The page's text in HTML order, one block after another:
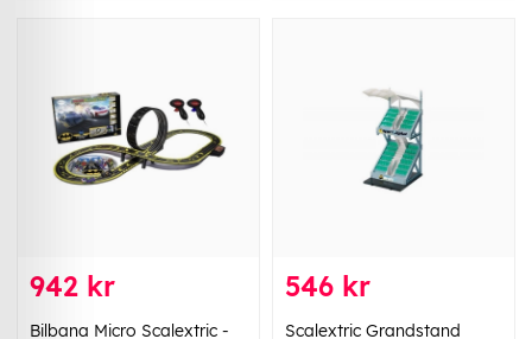
942 kr
Bilbana Micro Scalextric -
546 kr
Scalextric Grandstand